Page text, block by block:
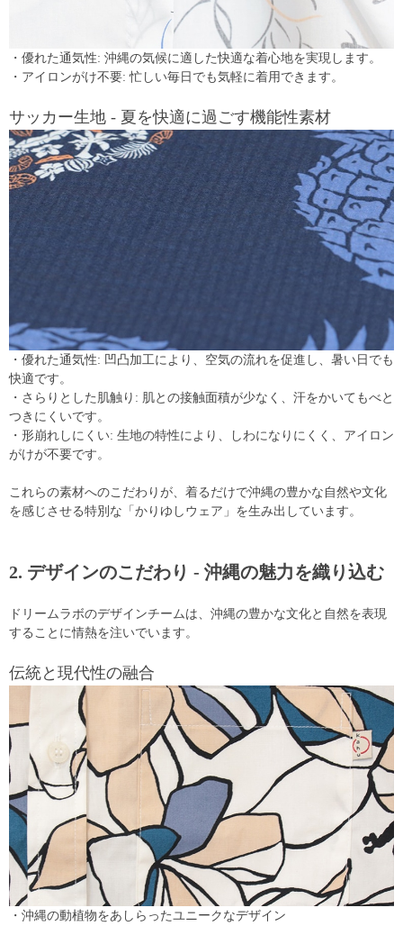
・優れた通気性: 沖縄の気候に適した快適な着心地を実現します。
・アイロンがけ不要: 忙しい毎日でも気軽に着用できます。
サッカー生地 - 夏を快適に過ごす機能性素材
・優れた通気性: 凹凸加工により、空気の流れを促進し、暑い日でも
快適です。
・さらりとした肌触り: 肌との接触面積が少なく、汗をかいてもべと
つきにくいです。
・形崩れしにくい: 生地の特性により、しわになりにくく、アイロン
がけが不要です。
これらの素材へのこだわりが、着るだけで沖縄の豊かな自然や文化
を感じさせる特別な「かりゆしウェア」を生み出しています。
2. デザインのこだわり - 沖縄の魅力を織り込む
ドリームラボのデザインチームは、沖縄の豊かな文化と自然を表現
することに情熱を注いでいます。
伝統と現代性の融合
・沖縄の動植物をあしらったユニークなデザイン